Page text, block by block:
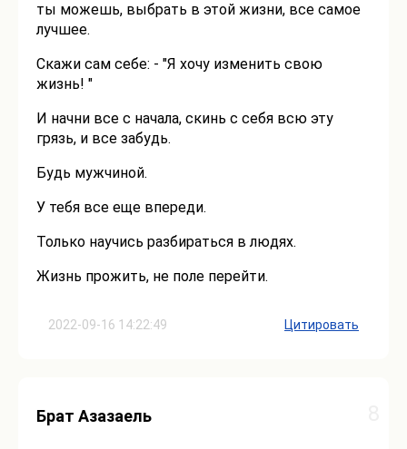
2022-09-16 14:22:49
ты можешь, выбрать в этой жизни, все самое
лучшее.
Скажи сам себе: - "Я хочу изменить свою
жизнь! "
И начни все с начала, скинь с себя всю эту
грязь, и все забудь.
Будь мужчиной.
У тебя все еще впереди.
Только научись разбираться в людях.
Жизнь прожить, не поле перейти.
Цитировать
Брат Азазаель